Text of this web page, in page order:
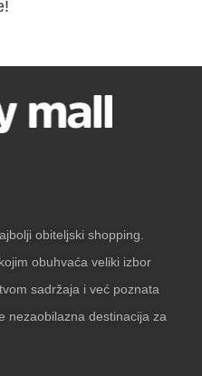
obiteljski shopping.
obuhvaća veliki izbor
sadržaja i već poznata
nezaobilazna destinacija za